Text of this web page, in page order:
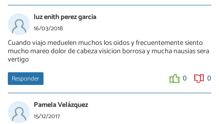
luz enith perez garcia
16/03/2018
Cuando viajo meduelen muchos los oidos y frecuentemente siento
mucho mareo dolor de cabeza visicion borrosa y mucha nausias sera
vertigo
Responder 0 0
Pamela Velázquez
15/12/2017